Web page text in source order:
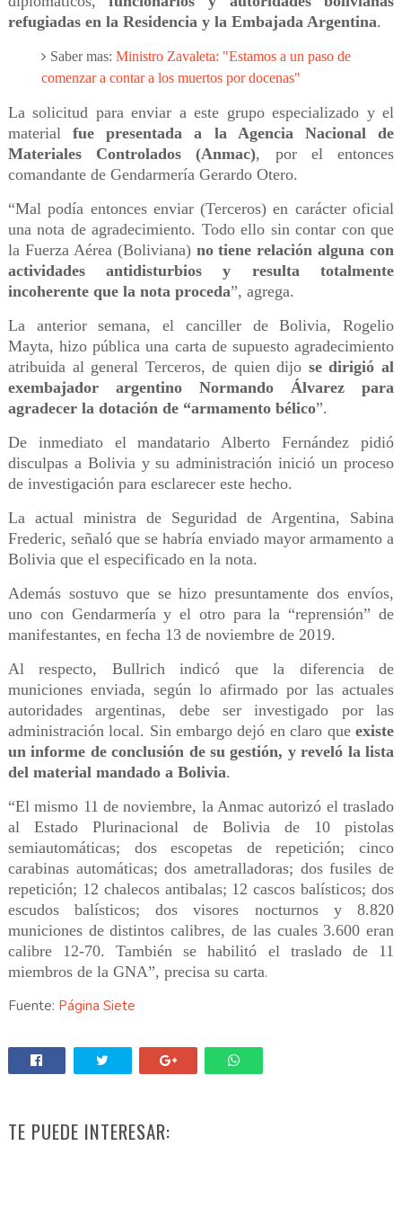
refugiadas en la Residencia y la Embajada Argentina.
Saber mas:Ministro Zavaleta: "Estamos a un paso de
comenzar a contar a los muertos por docenas"
La solicitud para enviar a este grupo especializado y el
materialfue presentada a la Agencia Nacional de
Materiales Controlados (Anmac), por el entonces
comandante de Gendarmería Gerardo Otero.
“Mal podía entonces enviar (Terceros) en carácter oficial
una nota de agradecimiento. Todo ello sin contar con que
la Fuerza Aérea (Boliviana) no tiene relación alguna con
actividades antidisturbios y resulta totalmente
incoherente que la nota proceda”, agrega.
La anterior semana, el canciller de Bolivia, Rogelio
Mayta, hizo pública una carta de supuesto agradecimiento
atribuida al general Terceros, de quien dijo se dirigió al
exembajador argentino Normando Álvarez para
agradecer la dotación de “armamento bélico”.
De inmediato el mandatario Alberto Fernández pidió
disculpas a Bolivia y su administración inició un proceso
de investigación para esclarecer este hecho.
La actual ministra de Seguridad de Argentina, Sabina
Frederic, señaló que se habría enviado mayor armamento a
Bolivia que el especificado en la nota.
Además sostuvo que se hizo presuntamente dos envíos,
uno con Gendarmería y el otro para la “reprensión” de
manifestantes, en fecha 13 de noviembre de 2019.
Al respecto, Bullrich indicó que la diferencia de
municiones enviada, según lo afirmado por las actuales
autoridades argentinas, debe ser investigado por las
administración local. Sin embargo dejó en claro queexiste
un informe de conclusión de su gestión, y reveló la lista
del material mandado a Bolivia.
“El mismo 11 de noviembre, la Anmac autorizó el traslado
al Estado Plurinacional de Bolivia de 10 pistolas
semiautomáticas; dos escopetas de repetición; cinco
carabinas automáticas; dos ametralladoras; dos fusiles de
repetición; 12 chalecos antibalas; 12 cascos balísticos; dos
escudos balísticos; dos visores nocturnos y 8.820
municiones de distintos calibres, de las cuales 3.600 eran
calibre 12-70. También se habilitó el traslado de 11
miembros de la GNA”, precisa su carta.
Fuente: Página Siete
TE PUEDE INTERESAR: